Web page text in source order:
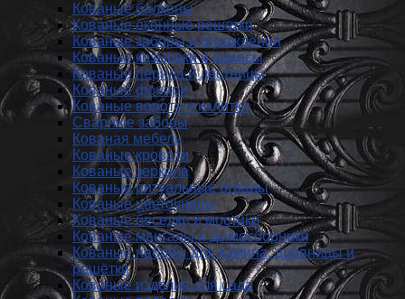
Кованые балконы
Кованые оконные решетки
Кованые заборы и ог­ражде­ния
Кованые козырьки и навесы
Кованые перила и лестницы
Кованые фонари
Кованые ворота и калитки
Сварные заборы
Кованая мебель
Кованые кровати
Кованые зеркала
Кованые ритуальные ограды
Кованые цветочницы
Кованые беседки и мостики
Кованые мангалы и дымосборники
Кованые наборы для камина, дровницы и
решётки
Кованые изделия для сада